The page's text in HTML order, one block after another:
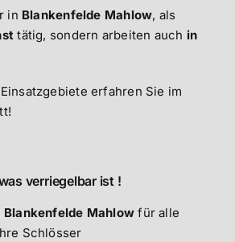
in Blankenfelde Mahlow, als
tätig, sondern arbeiten auch in
erfahren Sie im
verriegelbar ist !
Mahlow für alle
Schlösser